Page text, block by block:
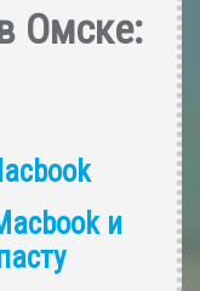
Омске:
и